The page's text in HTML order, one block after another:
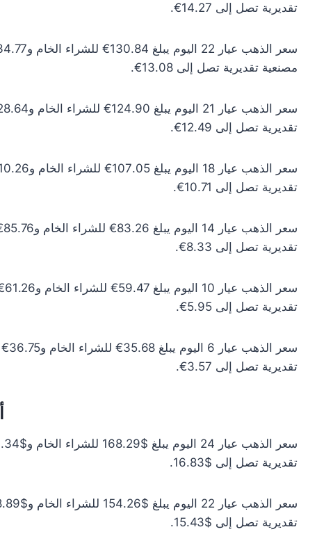
تقديرية تصل إلى 14.27€.
مصنعية تقديرية تصل إلى 13.08€.
تقديرية تصل إلى 12.49€.
تقديرية تصل إلى 10.71€.
تقديرية تصل إلى 8.33€.
تقديرية تصل إلى 5.95€.
تقديرية تصل إلى 3.57€.
تقديرية تصل إلى $16.83.
تقديرية تصل إلى $15.43.